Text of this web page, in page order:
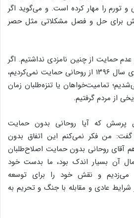
و تورم را مهار کرده است. و می‌گوید اگر
برای حل و فصل مشکلاتی مثل حصر
حمایت از چنین نامزدی نداشتیم. اگر
در انتخابات ریاست جمهوری سال ۱۳۹۶ از روحانی حمایت نمی‌کردیم،
تمامیت‌خواهان یا تنزه‌طلبان زمان
از مردم گرفتیم.
پرسش که آیا روحانی بدون حمایت
گفت: من فکر نمی‌کنم این اتفاق بدون
آقای روحانی بدون حمایت اصلاح‌طلبان
آن بسیار اندک بود، ما بدست خود
می‌زدیم و نقش خود را برای توسعه
شرایط عادی و مقابله با جنگ و تحریم به